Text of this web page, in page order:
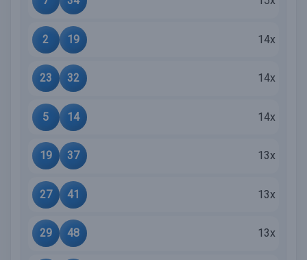
2 19 14x
23 32 14x
5 14 14x
19 37 13x
27 41 13x
29 48 13x